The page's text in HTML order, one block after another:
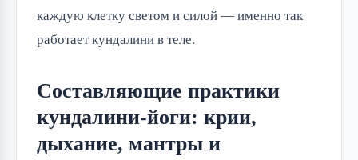
каждую клетку светом и силой — именно так
работает кундалини в теле.
Составляющие практики
кундалини-йоги: крии,
дыхание, мантры и